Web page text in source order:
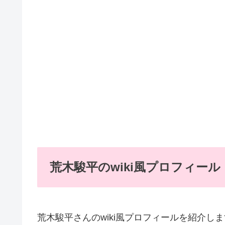
荒木駿平のwiki風プロフィール
荒木駿平さんのwiki風プロフィールを紹介し